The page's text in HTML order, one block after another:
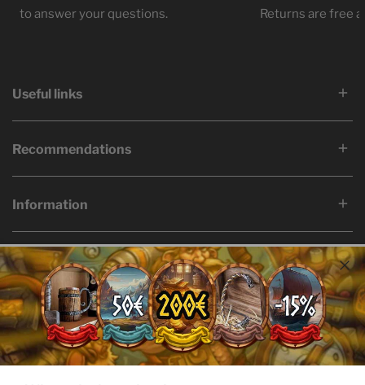
to answer your questions.
Returns are free
Useful links
Recommendations
Information
Language
English
Country/region
Bermuda (USD $)
© 2026,Ervald